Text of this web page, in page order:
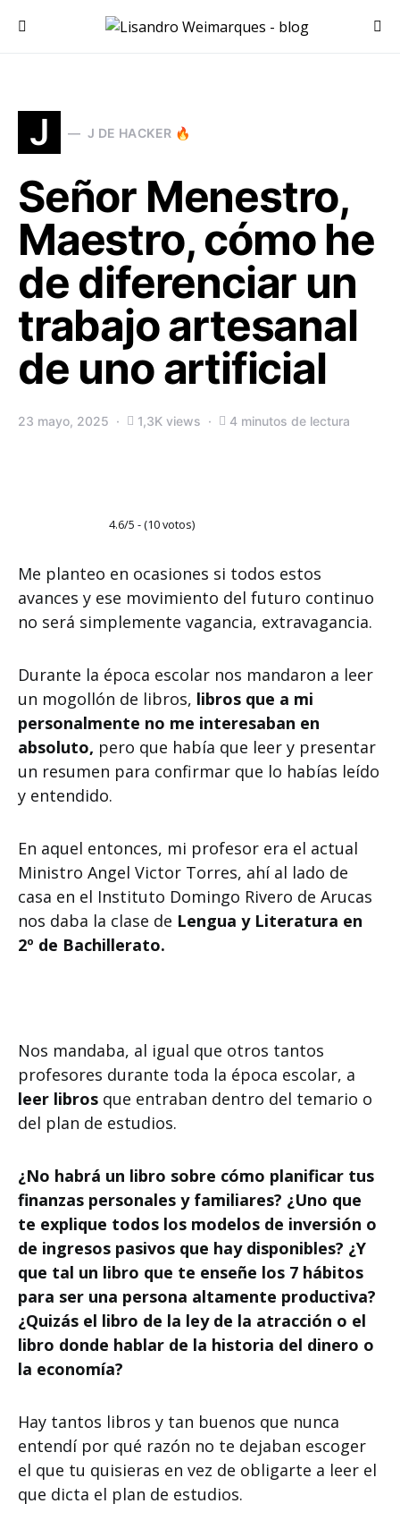
Search for:
J J DE HACKER 🔥
Señor Menestro,
Maestro, cómo he
de diferenciar un
trabajo artesanal
de uno artificial
23 mayo, 2025 1,3K views 4 minutos de lectura
4.6/5 - (10 votos)
Me planteo en ocasiones si todos estos
avances y ese movimiento del futuro continuo
no será simplemente vagancia, extravagancia.
Durante la época escolar nos mandaron a leer
un mogollón de libros, libros que a mi
personalmente no me interesaban en
absoluto, pero que había que leer y presentar
un resumen para confirmar que lo habías leído
y entendido.
En aquel entonces, mi profesor era el actual
Ministro Angel Victor Torres, ahí al lado de
casa en el Instituto Domingo Rivero de Arucas
nos daba la clase de Lengua y Literatura en
2º de Bachillerato.
Nos mandaba, al igual que otros tantos
profesores durante toda la época escolar, a
leer libros que entraban dentro del temario o
del plan de estudios.
¿No habrá un libro sobre cómo planificar tus
finanzas personales y familiares? ¿Uno que
te explique todos los modelos de inversión o
de ingresos pasivos que hay disponibles? ¿Y
que tal un libro que te enseñe los 7 hábitos
para ser una persona altamente productiva?
¿Quizás el libro de la ley de la atracción o el
libro donde hablar de la historia del dinero o
la economía?
Hay tantos libros y tan buenos que nunca
entendí por qué razón no te dejaban escoger
el que tu quisieras en vez de obligarte a leer el
que dicta el plan de estudios.